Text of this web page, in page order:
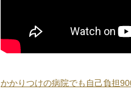
かかりつけの病院でも自己負担